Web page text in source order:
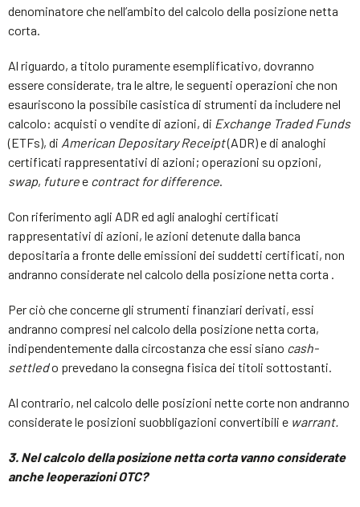
denominatore che nell’ambito del calcolo della posizione netta
corta.
Al riguardo, a titolo puramente esemplificativo, dovranno
essere considerate, tra le altre, le seguenti operazioni che non
esauriscono la possibile casistica di strumenti da includere nel
calcolo: acquisti o vendite di azioni, di Exchange Traded Funds
(ETFs), di American Depositary Receipt(ADR) e di analoghi
certificati rappresentativi di azioni; operazioni su opzioni,
swap, futuree contract for difference.
Con riferimento agli ADR ed agli analoghi certificati
rappresentativi di azioni, le azioni detenute dalla banca
depositaria a fronte delle emissioni dei suddetti certificati, non
andranno considerate nel calcolo della posizione netta corta .
Per ciò che concerne gli strumenti finanziari derivati, essi
andranno compresi nel calcolo della posizione netta corta,
indipendentemente dalla circostanza che essi siano cash-
settledo prevedano la consegna fisica dei titoli sottostanti.
Al contrario, nel calcolo delle posizioni nette corte non andranno
considerate le posizioni suobbligazioni convertibili e warrant.
3. Nel calcolo della posizione netta corta vanno considerate
anche leoperazioni OTC?